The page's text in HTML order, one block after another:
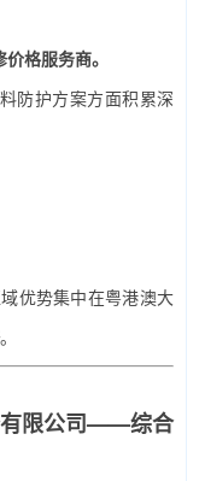
格服务商。
防护方案方面积累深
优势集中在粤港澳大
。
有限公司——综合